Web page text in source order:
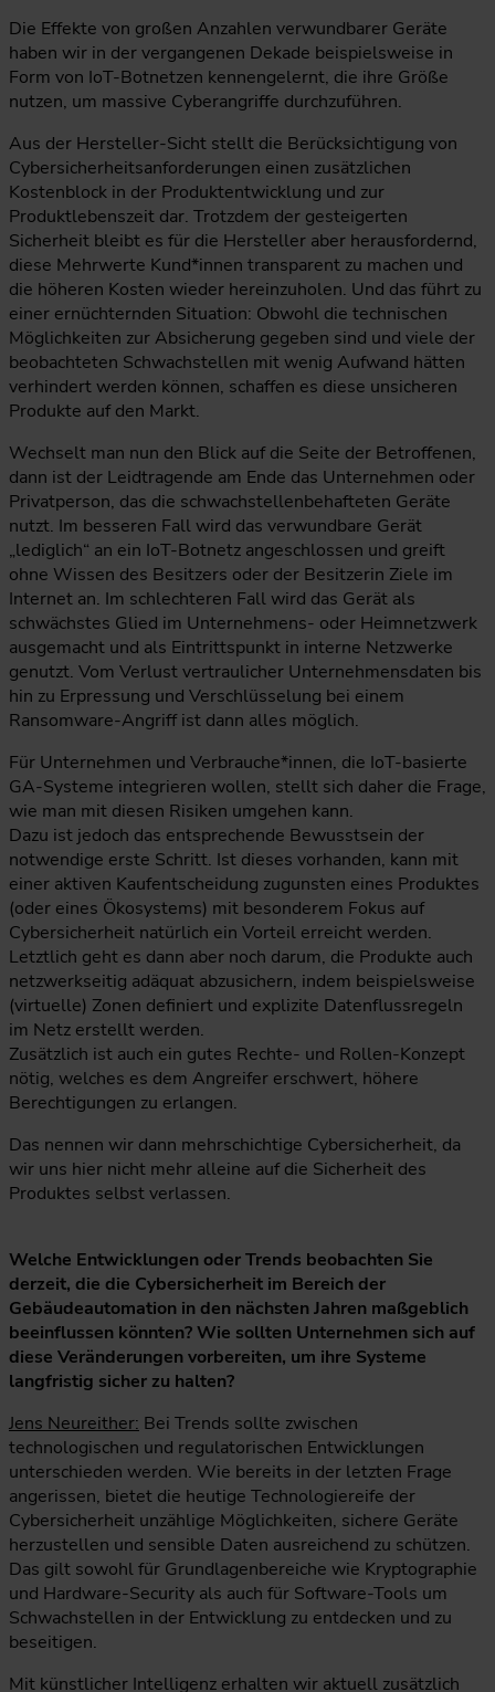
Die Effekte von großen Anzahlen verwundbarer Geräte
haben wir in der vergangenen Dekade beispielsweise in
Form von IoT-Botnetzen kennengelernt, die ihre Größe
nutzen, um massive Cyberangriffe durchzuführen.
Aus der Hersteller-Sicht stellt die Berücksichtigung von
Cybersicherheitsanforderungen einen zusätzlichen
Kostenblock in der Produktentwicklung und zur
Produktlebenszeit dar. Trotzdem der gesteigerten
Sicherheit bleibt es für die Hersteller aber herausfordernd,
diese Mehrwerte Kund*innen transparent zu machen und
die höheren Kosten wieder hereinzuholen. Und das führt zu
einer ernüchternden Situation: Obwohl die technischen
Möglichkeiten zur Absicherung gegeben sind und viele der
beobachteten Schwachstellen mit wenig Aufwand hätten
verhindert werden können, schaffen es diese unsicheren
Produkte auf den Markt.
Wechselt man nun den Blick auf die Seite der Betroffenen,
dann ist der Leidtragende am Ende das Unternehmen oder
Privatperson, das die schwachstellenbehafteten Geräte
nutzt. Im besseren Fall wird das verwundbare Gerät
„lediglich“ an ein IoT-Botnetz angeschlossen und greift
ohne Wissen des Besitzers oder der Besitzerin Ziele im
Internet an. Im schlechteren Fall wird das Gerät als
schwächstes Glied im Unternehmens- oder Heimnetzwerk
ausgemacht und als Eintrittspunkt in interne Netzwerke
genutzt. Vom Verlust vertraulicher Unternehmensdaten bis
hin zu Erpressung und Verschlüsselung bei einem
Ransomware-Angriff ist dann alles möglich.
Für Unternehmen und Verbrauche*innen, die IoT-basierte
GA-Systeme integrieren wollen, stellt sich daher die Frage,
wie man mit diesen Risiken umgehen kann.
Dazu ist jedoch das entsprechende Bewusstsein der
notwendige erste Schritt. Ist dieses vorhanden, kann mit
einer aktiven Kaufentscheidung zugunsten eines Produktes
(oder eines Ökosystems) mit besonderem Fokus auf
Cybersicherheit natürlich ein Vorteil erreicht werden.
Letztlich geht es dann aber noch darum, die Produkte auch
netzwerkseitig adäquat abzusichern, indem beispielsweise
(virtuelle) Zonen definiert und explizite Datenflussregeln
im Netz erstellt werden.
Zusätzlich ist auch ein gutes Rechte- und Rollen-Konzept
nötig, welches es dem Angreifer erschwert, höhere
Berechtigungen zu erlangen.
Das nennen wir dann mehrschichtige Cybersicherheit, da
wir uns hier nicht mehr alleine auf die Sicherheit des
Produktes selbst verlassen.
Welche Entwicklungen oder Trends beobachten Sie
derzeit, die die Cybersicherheit im Bereich der
Gebäudeautomation in den nächsten Jahren maßgeblich
beeinflussen könnten? Wie sollten Unternehmen sich auf
diese Veränderungen vorbereiten, um ihre Systeme
langfristig sicher zu halten?
Jens Neureither: Bei Trends sollte zwischen
technologischen und regulatorischen Entwicklungen
unterschieden werden. Wie bereits in der letzten Frage
angerissen, bietet die heutige Technologiereife der
Cybersicherheit unzählige Möglichkeiten, sichere Geräte
herzustellen und sensible Daten ausreichend zu schützen.
Das gilt sowohl für Grundlagenbereiche wie Kryptographie
und Hardware-Security als auch für Software-Tools um
Schwachstellen in der Entwicklung zu entdecken und zu
beseitigen.
Mit künstlicher Intelligenz erhalten wir aktuell zusätzlich